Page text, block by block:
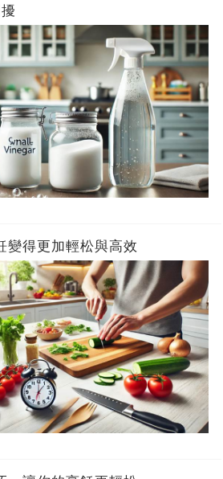
變得更加輕松與高效